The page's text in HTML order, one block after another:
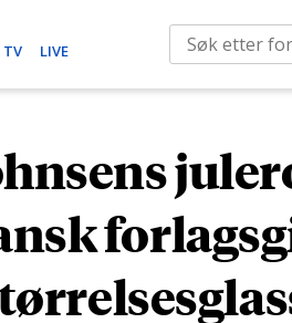
TV LIVE
e
c
h
f
o
r
: